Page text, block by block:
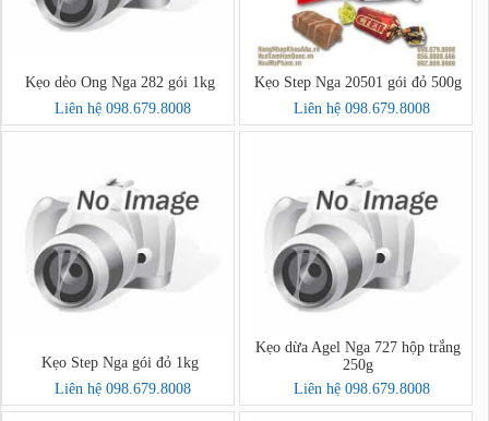
Kẹo dẻo Ong Nga 282 gói 1kg
Liên hệ 098.679.8008
Kẹo Step Nga 20501 gói đỏ 500g
Liên hệ 098.679.8008
Kẹo Step Nga gói đỏ 1kg
Liên hệ 098.679.8008
Kẹo dừa Agel Nga 727 hộp trắng
250g
Liên hệ 098.679.8008